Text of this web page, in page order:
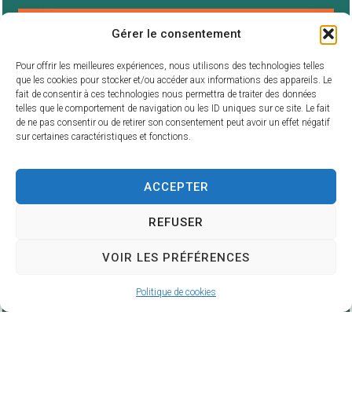
Gérer le consentement
Pour offrir les meilleures expériences, nous utilisons des technologies telles
que les cookies pour stocker et/ou accéder aux informations des appareils. Le
fait de consentir à ces technologies nous permettra de traiter des données
telles que le comportement de navigation ou les ID uniques sur ce site. Le fait
de ne pas consentir ou de retirer son consentement peut avoir un effet négatif
sur certaines caractéristiques et fonctions.
ACCEPTER
REFUSER
VOIR LES PRÉFÉRENCES
Politique de cookies